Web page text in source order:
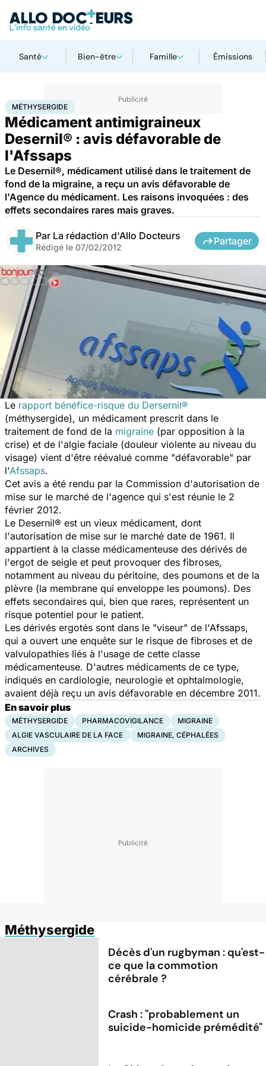
Santé Bien-être Famille Émissions
AccueilSantéMéthysergide
MÉTHYSERGIDE
Médicament antimigraineux
Desernil® : avis défavorable de
l'Afssaps
Le Desernil®, médicament utilisé dans le traitement de
fond de la migraine, a reçu un avis défavorable de
l'Agence du médicament. Les raisons invoquées : des
effets secondaires rares mais graves.
Par La rédaction d'Allo Docteurs
Rédigé le 07/02/2012
Partager
Le rapport bénéfice-risque du Dersernil®
(méthysergide), un médicament prescrit dans le
traitement de fond de la migraine (par opposition à la
crise) et de l'algie faciale (douleur violente au niveau du
visage) vient d'être réévalué comme "défavorable" par
l'Afssaps.
Cet avis a été rendu par la Commission d'autorisation de
mise sur le marché de l'agence qui s'est réunie le 2
février 2012.
Le Desernil® est un vieux médicament, dont
l'autorisation de mise sur le marché date de 1961. Il
appartient à la classe médicamenteuse des dérivés de
l'ergot de seigle et peut provoquer des fibroses,
notamment au niveau du péritoine, des poumons et de la
plèvre (la membrane qui enveloppe les poumons). Des
effets secondaires qui, bien que rares, représentent un
risque potentiel pour le patient.
Les dérivés ergotés sont dans le "viseur" de l'Afssaps,
qui a ouvert une enquête sur le risque de fibroses et de
valvulopathies liés à l'usage de cette classe
médicamenteuse. D'autres médicaments de ce type,
indiqués en cardiologie, neurologie et ophtalmologie,
avaient déjà reçu un avis défavorable en décembre 2011.
En savoir plus
MÉTHYSERGIDE PHARMACOVIGILANCE
MIGRAINE
ALGIE VASCULAIRE DE LA FACE
MIGRAINE, CÉPHALÉES
ARCHIVES
Méthysergide
Décès d'un rugbyman : qu'est-
ce que la commotion
cérébrale ?
Crash : ''probablement un
suicide-homicide prémédité''